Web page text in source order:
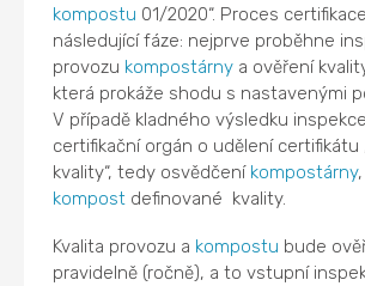
kompostu 01/2020“. Proces
následující fáze: nejprve proběhne
provozu kompostárny a ověření
která prokáže shodu s nastavenými
V případě kladného výsledku
certifikační orgán o udělení certifikátu
kvality“, tedy osvědčení kompostárny
kompost definované kvality.
Kvalita provozu a kompostu bude
pravidelně (ročně), a to vstupní